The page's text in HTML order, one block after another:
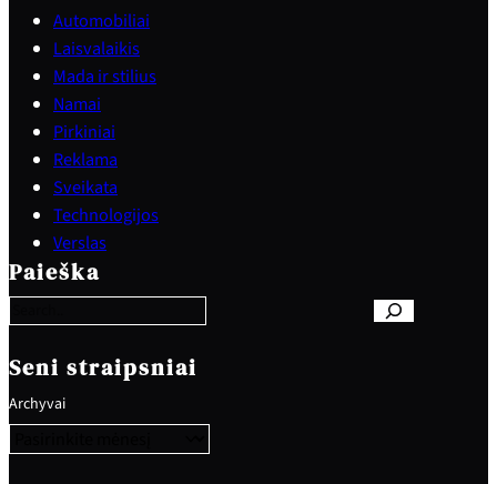
Automobiliai
Laisvalaikis
Mada ir stilius
Namai
Pirkiniai
Reklama
Sveikata
Technologijos
Verslas
Paieška
e
a
c
h
Seni straipsniai
Archyvai